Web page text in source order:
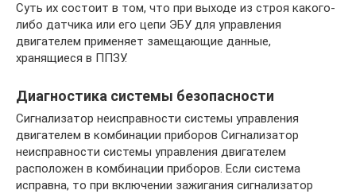
Суть их состоит в том, что при выходе из строя какого-
либо датчика или его цепи ЭБУ для управления
двигателем применяет замещающие данные,
хранящиеся в ППЗУ.
Диагностика системы безопасности
Сигнализатор неисправности системы управления
двигателем в комбинации приборов Сигнализатор
неисправности системы управления двигателем
расположен в комбинации приборов. Если система
исправна, то при включении зажигания сигнализатор